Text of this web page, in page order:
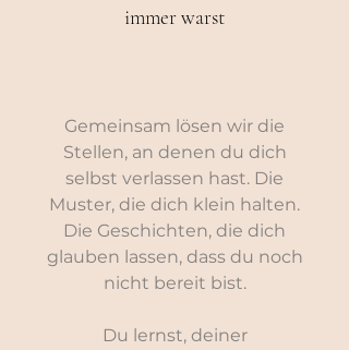
immer warst
Gemeinsam lösen wir die
Stellen, an denen du dich
selbst verlassen hast. Die
Muster, die dich klein halten.
Die Geschichten, die dich
glauben lassen, dass du noch
nicht bereit bist.
Du lernst, deiner